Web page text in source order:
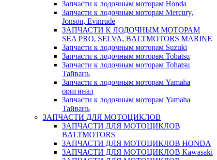
Запчасти к лодочным моторам Honda
Запчасти к лодочным моторам Mercury,
Jonson, Evinrude
ЗАПЧАСТИ К ЛОДОЧНЫМ МОТОРАМ
SEA PRO, SELVA, BALTMOTORS MARINE
Запчасти к лодочным моторам Suzuki
Запчасти к лодочным моторам Tohatsu
Запчасти к лодочным моторам Tohatsu
Тайвань
Запчасти к лодочным моторам Yamaha
оригинал
Запчасти к лодочным моторам Yamaha
Тайвань
ЗАПЧАСТИ ДЛЯ МОТОЦИКЛОВ
ЗАПЧАСТИ ДЛЯ МОТОЦИКЛОВ
BALTMOTORS
ЗАПЧАСТИ ДЛЯ МОТОЦИКЛОВ HONDA
ЗАПЧАСТИ ДЛЯ МОТОЦИКЛОВ Kawasaki